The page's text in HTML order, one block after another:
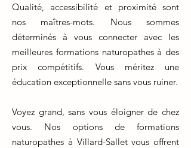
Qualité, accessibilité et proximité sont
nos maîtres-mots. Nous sommes
déterminés à vous connecter avec les
meilleures formations naturopathes à des
prix compétitifs. Vous méritez une
éducation exceptionnelle sans vous ruiner.
Voyez grand, sans vous éloigner de chez
vous. Nos options de formations
naturopathes à Villard-Sallet vous offrent